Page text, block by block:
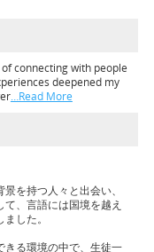
connecting with people
deepened my
…Read More
を持つ人々と出会い、
、言語には国境を越え
した。
きる環境の中で、生徒一